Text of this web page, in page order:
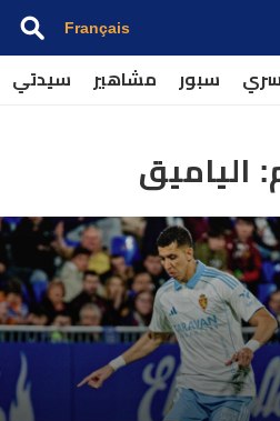
Français
سبور مشاهير سيدتي
الياميق